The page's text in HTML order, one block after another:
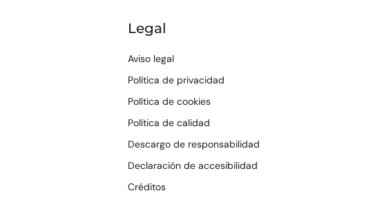
Legal
Aviso legal
Política de privacidad
Política de cookies
Política de calidad
Descargo de responsabilidad
Declaración de accesibilidad
Créditos